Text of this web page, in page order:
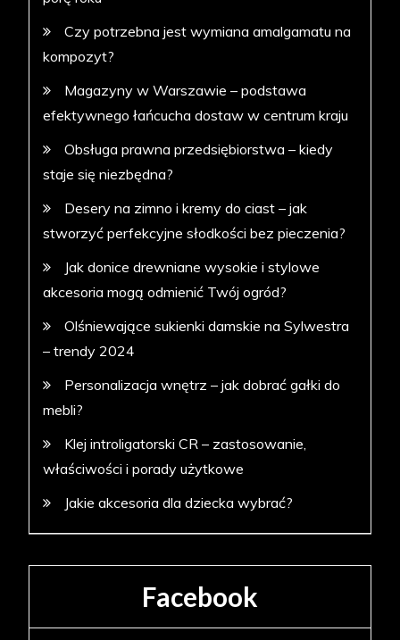
Czy potrzebna jest wymiana amalgamatu na
kompozyt?
Magazyny w Warszawie – podstawa
efektywnego łańcucha dostaw w centrum kraju
Obsługa prawna przedsiębiorstwa – kiedy
staje się niezbędna?
Desery na zimno i kremy do ciast – jak
stworzyć perfekcyjne słodkości bez pieczenia?
Jak donice drewniane wysokie i stylowe
akcesoria mogą odmienić Twój ogród?
Olśniewające sukienki damskie na Sylwestra
– trendy 2024
Personalizacja wnętrz – jak dobrać gałki do
mebli?
Klej introligatorski CR – zastosowanie,
właściwości i porady użytkowe
Jakie akcesoria dla dziecka wybrać?
Facebook